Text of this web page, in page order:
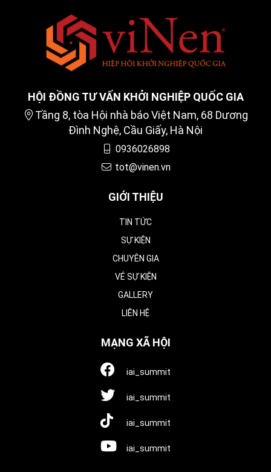
HỘI ĐỒNG TƯ VẤN KHỞI NGHIỆP QUỐC GIA
Tầng 8, tòa Hội nhà báo Việt Nam, 68 Dương
Đình Nghệ, Cầu Giấy, Hà Nội
0936026898
tot@vinen.vn
GIỚI THIỆU
TIN TỨC
SỰ KIỆN
CHUYÊN GIA
VÉ SỰ KIỆN
GALLERY
LIÊN HỆ
MẠNG XÃ HỘI
iai_summit
iai_summit
iai_summit
iai_summit